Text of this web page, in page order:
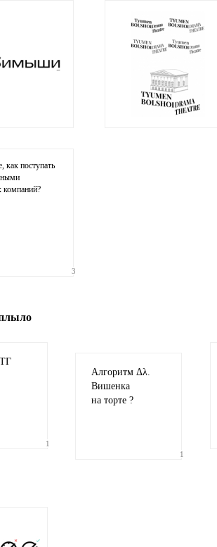
гиф или джипег шириной не более 700 пикселей
как поступать
компаний?
3
1
Алгоритм Δλ.
Вишенка
на торте ?
1